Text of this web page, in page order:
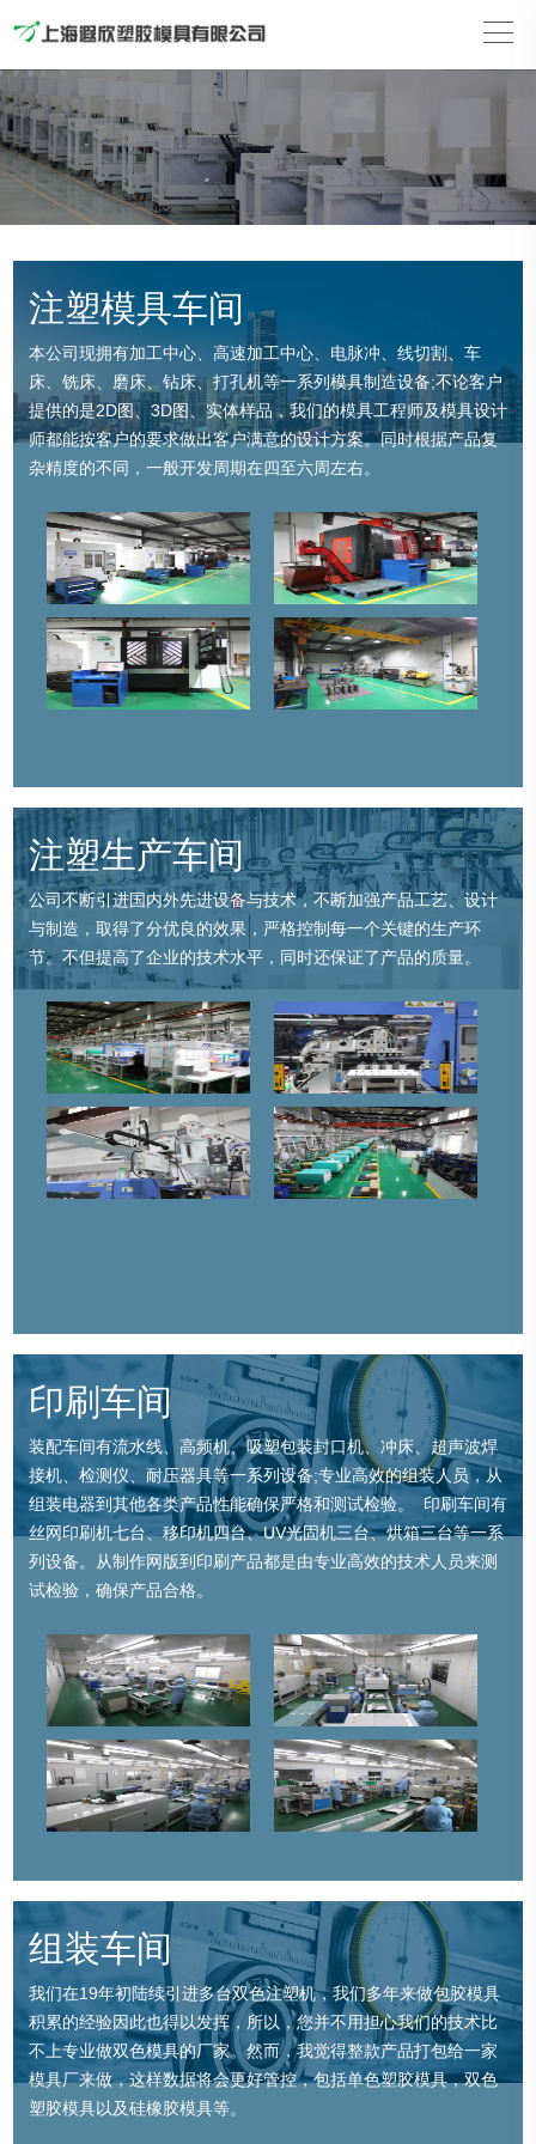
注塑模具车间
本公司现拥有加工中心、高速加工中心、电脉冲、线切割、车
床、铣床、磨床、钻床、打孔机等一系列模具制造设备;不论客户
提供的是2D图、3D图、实体样品，我们的模具工程师及模具设计
师都能按客户的要求做出客户满意的设计方案。同时根据产品复
杂精度的不同，一般开发周期在四至六周左右。
注塑生产车间
公司不断引进国内外先进设备与技术，不断加强产品工艺、设计
与制造，取得了分优良的效果，严格控制每一个关键的生产环
节。不但提高了企业的技术水平，同时还保证了产品的质量。
印刷车间
装配车间有流水线、高频机、吸塑包装封口机、冲床、超声波焊
接机、检测仪、耐压器具等一系列设备;专业高效的组装人员，从
组装电器到其他各类产品性能确保严格和测试检验。 印刷车间有
丝网印刷机七台、移印机四台、UV光固机三台、烘箱三台等一系
列设备。从制作网版到印刷产品都是由专业高效的技术人员来测
试检验，确保产品合格。
组装车间
我们在19年初陆续引进多台双色注塑机，我们多年来做包胶模具
积累的经验因此也得以发挥，所以，您并不用担心我们的技术比
不上专业做双色模具的厂家。然而，我觉得整款产品打包给一家
模具厂来做，这样数据将会更好管控，包括单色塑胶模具，双色
塑胶模具以及硅橡胶模具等。